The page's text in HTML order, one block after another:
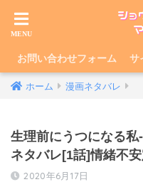
お問い合わせフォーム サ
ホーム 漫画ネタバレ
生理前にうつになる
ネタバレ[1話]情緒不
2020年6月17日